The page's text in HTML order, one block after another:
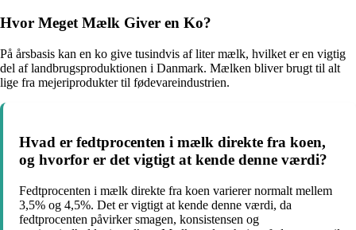
Hvor Meget Mælk Giver en Ko?
På årsbasis kan en ko give tusindvis af liter mælk, hvilket er en vigtig
del af landbrugsproduktionen i Danmark. Mælken bliver brugt til alt
lige fra mejeriprodukter til fødevareindustrien.
Hvad er fedtprocenten i mælk direkte fra koen,
og hvorfor er det vigtigt at kende denne værdi?
Fedtprocenten i mælk direkte fra koen varierer normalt mellem
3,5% og 4,5%. Det er vigtigt at kende denne værdi, da
fedtprocenten påvirker smagen, konsistensen og